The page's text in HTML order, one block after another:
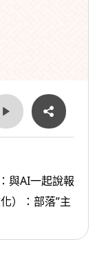
與AI一起說報